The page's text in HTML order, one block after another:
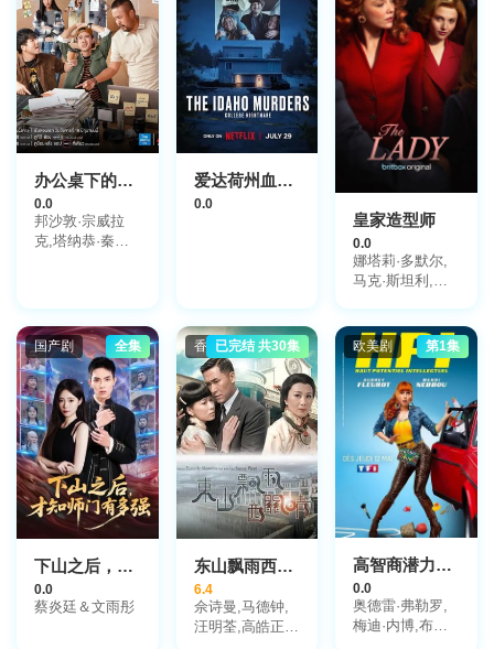
办公桌下的故事
0.0
邦沙敦·宗威拉
克,塔纳恭·秦棍,
吉,普拉莫·帕坦
爱达荷州血案：大学梦魇
0.0
皇家造型师
0.0
娜塔莉·多默尔,
马克·斯坦利,肖
利亚·拉维邦德,
劳拉·艾克曼,克
莱尔·斯金纳,米
娅·麦肯纳·布鲁
斯,埃莉诺·德·罗
汉,索菲·西蒙特,
斯蒂芬妮·斯隹
特,Joseph·Ollman,
丹尼尔·瑞恩,艾
德·斯皮伊尔斯,
卡罗琳·法贝尔,
杰克·奥尔德里
奇,乔治娅·赫利
尔
国产剧 全集
下山之后，才知师门有多强
0.0
蔡炎廷＆文雨彤
香港剧已完结 共30集
东山飘雨西关晴
6.4
佘诗曼,马德钟,
汪明荃,高皓正,
欧美剧 第1集
高智商潜力第二季
0.0
奥德雷·弗勒罗,
梅迪·内博,布鲁